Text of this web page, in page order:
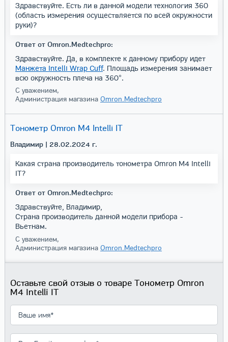
Здравствуйте. Есть ли в данной модели технология 360
(область измерения осуществляется по всей окружности
руки)?
Ответ от Omron.Medtechpro:
Здравствуйте. Да, в комплекте к данному прибору идет
Манжета Intelli Wrap Cuff. Площадь измерения занимает
всю окружность плеча на 360°.
С уважением,
Администрация магазина Omron.Medtechpro
Тонометр Omron M4 Intelli IT
Владимир| 28.02.2024 г.
Какая страна производитель тонометра Omron M4 Intelli
IT?
Ответ от Omron.Medtechpro:
Здравствуйте, Владимир,
Страна производитель данной модели прибора -
Вьетнам.
С уважением,
Администрация магазина Omron.Medtechpro
Оставьте свой отзыв о товаре Тонометр Omron
M4 Intelli IT